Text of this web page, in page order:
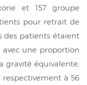
et 157 groupe
pour retrait de
des patients étaient
une proportion
gravité équivalente,
à 56